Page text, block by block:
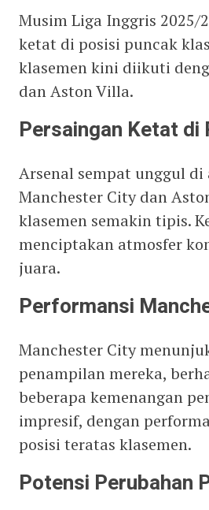
Musim Liga Inggris 2025/
ketat di posisi puncak
klasemen kini diikuti
dan Aston Villa.
Persaingan Ketat di
Arsenal sempat unggul
Manchester City dan
klasemen semakin tipis.
menciptakan atmosfer
juara.
Performansi
Manchester City
penampilan mereka,
beberapa kemenangan
impresif, dengan
posisi teratas klasemen.
Potensi Perubahan